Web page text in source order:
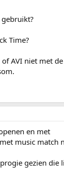
Time?
AVI niet met
en met
music match
gezien